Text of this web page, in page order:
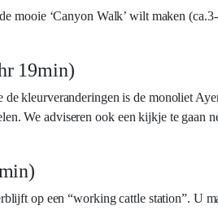
mooie ‘Canyon Walk’ wilt maken
19min)
kleurveranderingen is de monoliet
We adviseren ook een kijkje te gaan
op een “working cattle station”. U